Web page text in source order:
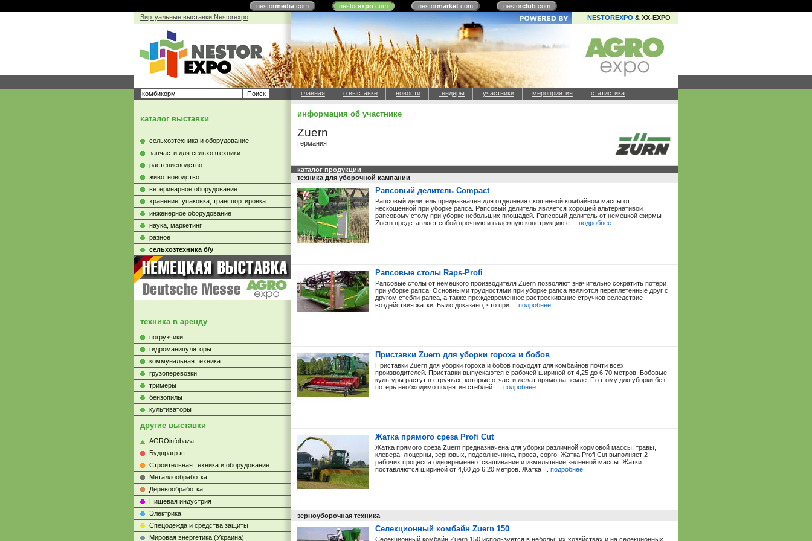
nestormedia.com nestorexpo.com nestormarket.com nestorclub.com
Виртуальные выставки Nestorexpo
NESTOREXPO & XX-EXPO
главная о выставке новости тендеры участники мероприятия статистика
каталог выставки
сельхозтехника и оборудование
запчасти для сельхозтехники
растениеводство
животноводство
ветеринарное оборудование
хранение, упаковка, транспортировка
инженерное оборудование
наука, маркетинг
разное
сельхозтехника б/у
техника в аренду
погрузчики
гидроманипуляторы
коммунальная техника
грузоперевозки
тримеры
бензопилы
культиваторы
другие выставки
AGROinfobaza
Будпрагрэс
Строительная техника и оборудование
Металлообработка
Деревообработка
Пищевая индустрия
Электрика
Cпецодежда и средства защиты
Мировая энергетика (Украина)
информация об участнике
Zuern
Германия
каталог продукции
техника для уборочной кампании
Рапсовый делитель Compact
Рапсовый делитель предназначен для отделения скошенной комбайном массы от
нескошенной при уборке рапса. Рапсовый делитель является хорошей альтернативой
рапсовому столу при уборке небольших площадей. Рапсовый делитель от немецкой фирмы
Zuern представляет собой прочную и надежную конструкцию с ... подробнее
Рапсовые столы Raps-Profi
Рапсовые столы от немецкого производителя Zuern позволяют значительно сократить потери
при уборке рапса. Основными трудностями при уборке рапса являются переплетенные друг с
другом стебли рапса, а также преждевременное растрескивание стручков вследствие
воздействия жатки. Было доказано, что при ... подробнее
Приставки Zuern для уборки гороха и бобов
Приставки Zuern для уборки гороха и бобов подходят для комбайнов почти всех
производителей. Приставки выпускаются с рабочей шириной от 4,25 до 6,70 метров. Бобовые
культуры растут в стручках, которые отчасти лежат прямо на земле. Поэтому для уборки без
потерь необходимо поднятие стеблей. ... подробнее
Жатка прямого среза Profi Cut
Жатка прямого среза Zuern предназначена для уборки различной кормовой массы: травы,
клевера, люцерны, зерновых, подсолнечника, проса, сорго. Жатка Profi Cut выполняет 2
рабочих процесса одновременно: скашивание и измельчение зеленной массы. Жатки
поставляются шириной от 4,60 до 6,20 метров. Жатка ... подробнее
зерноуборочная техника
Селекционный комбайн Zuern 150
Селекционный комбайн Zuern 150 используется в небольших хозяйствах и на селекционных